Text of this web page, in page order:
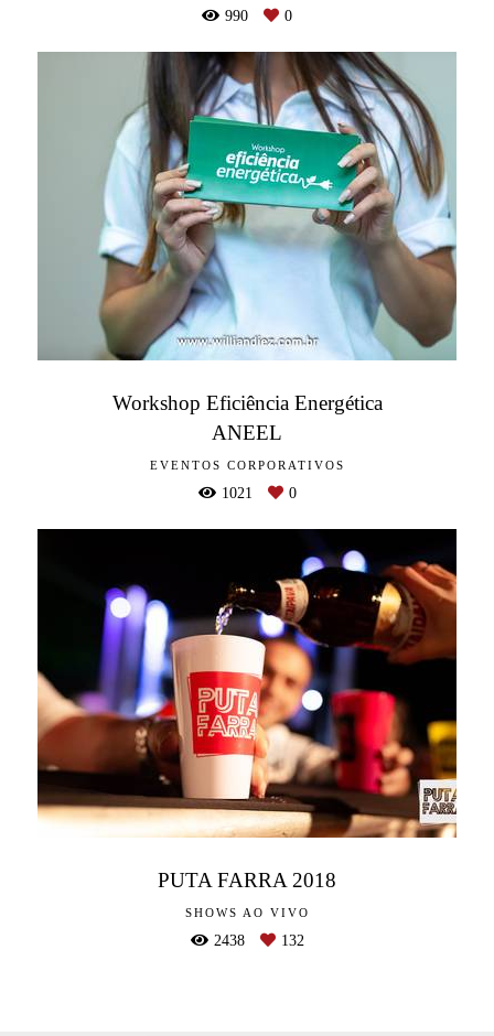
990 0
Workshop Eficiência Energética
ANEEL
EVENTOS CORPORATIVOS
1021 0
PUTA FARRA 2018
SHOWS AO VIVO
2438 132